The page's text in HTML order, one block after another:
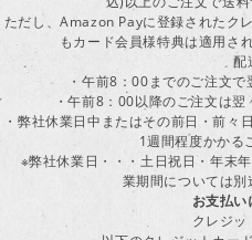
ただし、Amazon Payに登録されたク
もカード会員様特典は適用さ
配
・午前8：00までのご注文で
・午前8：00以降のご注文は翌
・弊社休業日中またはその前日・前々
1週間程度かかる
※弊社休業日・・・土日祝日・年末
業期間については別
お支払い
クレジッ